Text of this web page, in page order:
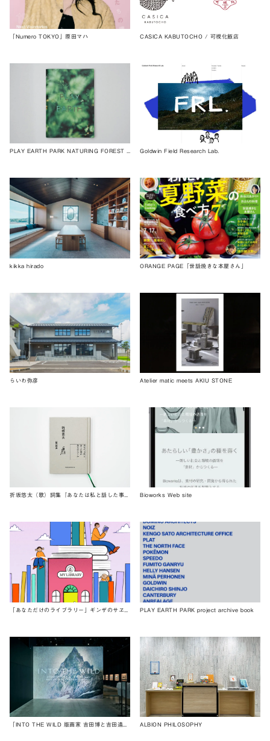
「Numero TOKYO」原田マハ CASICA KABUTOCHO / 可視化飯店
Goldwin Field Research Lab.
kikka hirado ORANGE PAGE「世話焼きな本屋さん」
らいわ弥彦 Atelier matic meets AKIU STONE
Bioworks Web site
PLAY EARTH PARK project archive book
ALBION PHILOSOPHY